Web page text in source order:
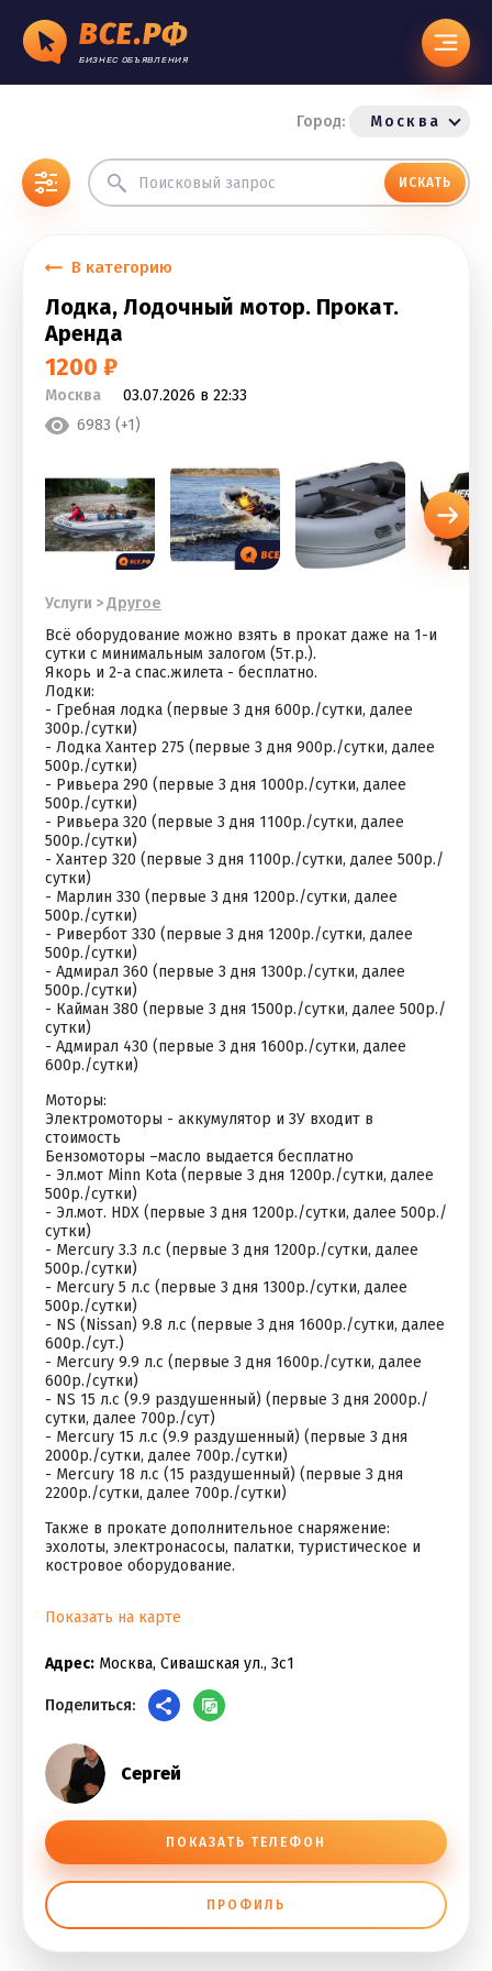
ВСЕ.РФ
БИЗНЕС ОБЪЯВЛЕНИЯ
Город: Москва
ИСКАТЬ
В категорию
Лодка, Лодочный мотор. Прокат.
Аренда
1200 ₽
Москва
03.07.2026 в 22:33
6983 (+1)
Услуги >Другое
Всё оборудование можно взять в прокат даже на 1-и
сутки с минимальным залогом (5т.р.).
Якорь и 2-а спас.жилета - бесплатно.
Лодки:
- Гребная лодка (первые 3 дня 600р./сутки, далее
300р./сутки)
- Лодка Хантер 275 (первые 3 дня 900р./сутки, далее
500р./сутки)
- Ривьера 290 (первые 3 дня 1000р./сутки, далее
500р./сутки)
- Ривьера 320 (первые 3 дня 1100р./сутки, далее
500р./сутки)
- Хантер 320 (первые 3 дня 1100р./сутки, далее 500р./
сутки)
- Марлин 330 (первые 3 дня 1200р./сутки, далее
500р./сутки)
- Ривербот 330 (первые 3 дня 1200р./сутки, далее
500р./сутки)
- Адмирал 360 (первые 3 дня 1300р./сутки, далее
500р./сутки)
- Кайман 380 (первые 3 дня 1500р./сутки, далее 500р./
сутки)
- Адмирал 430 (первые 3 дня 1600р./сутки, далее
600р./сутки)
Моторы:
Электромоторы - аккумулятор и ЗУ входит в
стоимость
Бензомоторы –масло выдается бесплатно
- Эл.мот Minn Kota (первые 3 дня 1200р./сутки, далее
500р./сутки)
- Эл.мот. HDX (первые 3 дня 1200р./сутки, далее 500р./
сутки)
- Mercury 3.3 л.с (первые 3 дня 1200р./сутки, далее
500р./сутки)
- Mercury 5 л.с (первые 3 дня 1300р./сутки, далее
500р./сутки)
- NS (Nissan) 9.8 л.с (первые 3 дня 1600р./сутки, далее
600р./сут.)
- Mercury 9.9 л.с (первые 3 дня 1600р./сутки, далее
600р./сутки)
- NS 15 л.с (9.9 раздушенный) (первые 3 дня 2000р./
сутки, далее 700р./сут)
- Mercury 15 л.с (9.9 раздушенный) (первые 3 дня
2000р./сутки, далее 700р./сутки)
- Mercury 18 л.с (15 раздушенный) (первые 3 дня
2200р./сутки, далее 700р./сутки)
Также в прокате дополнительное снаряжение:
эхолоты, электронасосы, палатки, туристическое и
костровое оборудование.
Показать на карте
Адрес: Москва, Сивашская ул., 3с1
Поделиться:
Сергей
ПОКАЗАТЬ ТЕЛЕФОН
ПРОФИЛЬ